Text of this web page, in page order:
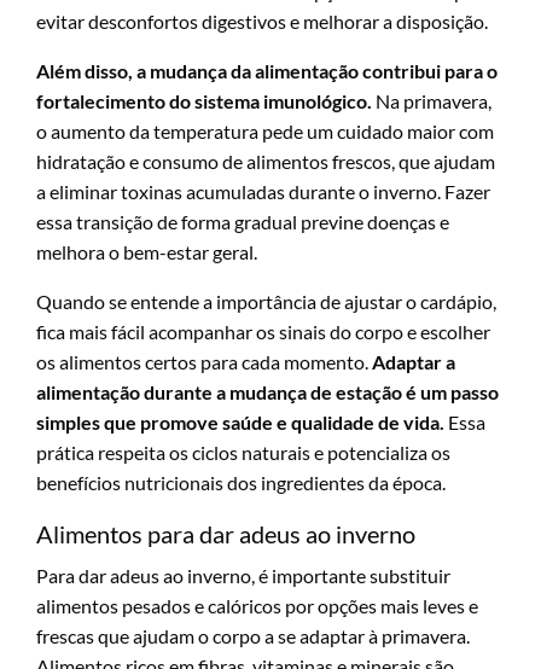
evitar desconfortos digestivos e melhorar a disposição.
Além disso, a mudança da alimentação contribui para o
fortalecimento do sistema imunológico. Na primavera,
o aumento da temperatura pede um cuidado maior com
hidratação e consumo de alimentos frescos, que ajudam
a eliminar toxinas acumuladas durante o inverno. Fazer
essa transição de forma gradual previne doenças e
melhora o bem-estar geral.
Quando se entende a importância de ajustar o cardápio,
fica mais fácil acompanhar os sinais do corpo e escolher
os alimentos certos para cada momento. Adaptar a
alimentação durante a mudança de estação é um passo
simples que promove saúde e qualidade de vida. Essa
prática respeita os ciclos naturais e potencializa os
benefícios nutricionais dos ingredientes da época.
Alimentos para dar adeus ao inverno
Para dar adeus ao inverno, é importante substituir
alimentos pesados e calóricos por opções mais leves e
frescas que ajudam o corpo a se adaptar à primavera.